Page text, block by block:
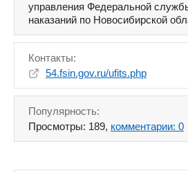
управления Федеральной
наказаний по Новосибирской
Контакты:
54.fsin.gov.ru/ufits.php
Популярность:
Просмотры: 189, комментарии: 0